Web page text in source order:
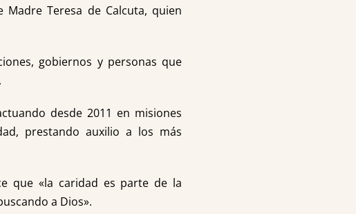
Teresa de Calcuta, quien
gobiernos y personas que
desde 2011 en misiones
prestando auxilio a los más
que «la caridad es parte de la
a Dios».